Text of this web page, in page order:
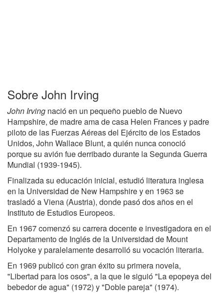
Sobre John Irving
John Irving nació en un pequeño pueblo de Nuevo
Hampshire, de madre ama de casa Helen Frances y padre
piloto de las Fuerzas Aéreas del Ejército de los Estados
Unidos, John Wallace Blunt, a quién nunca conoció
porque su avión fue derribado durante la Segunda Guerra
Mundial (1939-1945).
Finalizada su educación inicial, estudió literatura inglesa
en la Universidad de New Hampshire y en 1963 se
trasladó a Viena (Austria), donde pasó dos años en el
Instituto de Estudios Europeos.
En 1967 comenzó su carrera docente e investigadora en el
Departamento de Inglés de la Universidad de Mount
Holyoke y paralelamente desarrolló su vocación literaria.
En 1969 publicó con gran éxito su primera novela,
"Libertad para los osos", a la que le siguió "La epopeya del
bebedor de agua" (1972) y "Doble pareja" (1974).